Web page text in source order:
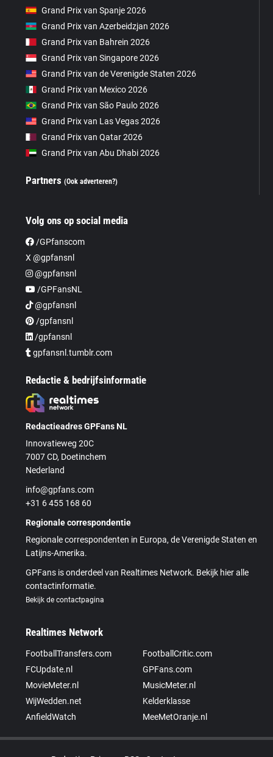
Grand Prix van Spanje 2026
Grand Prix van Azerbeidzjan 2026
Grand Prix van Bahrein 2026
Grand Prix van Singapore 2026
Grand Prix van de Verenigde Staten 2026
Grand Prix van Mexico 2026
Grand Prix van São Paulo 2026
Grand Prix van Las Vegas 2026
Grand Prix van Qatar 2026
Grand Prix van Abu Dhabi 2026
Partners(Ook adverteren?)
Volg ons op social media
/GPfanscom
X @gpfansnl
@gpfansnl
/GPFansNL
@gpfansnl
/gpfansnl
/gpfansnl
gpfansnl.tumblr.com
Redactie & bedrijfsinformatie
Redactieadres GPFans NL
Innovatieweg 20C
7007 CD, Doetinchem
Nederland
info@gpfans.com
+31 6 455 168 60
Regionale correspondentie
Regionale correspondenten in Europa, de Verenigde Staten en
Latijns-Amerika.
GPFans is onderdeel van Realtimes Network. Bekijk hier alle
contactinformatie.
Bekijk de contactpagina
Realtimes Network
FootballTransfers.com
FootballCritic.com
FCUpdate.nl
GPFans.com
MovieMeter.nl
MusicMeter.nl
WijWedden.net
Kelderklasse
AnfieldWatch
MeeMetOranje.nl